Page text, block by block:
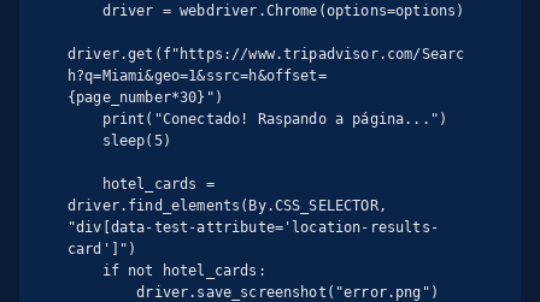
driver.get(f"https://www.tripadvisor.com/Searc
h?q=Miami&geo=1&ssrc=h&offset=
{page_number*30}")
driver.find_elements(By.CSS_SELECTOR,
"div[data-test-attribute='location-results-
card']")
        driver.save_screenshot("error.png")